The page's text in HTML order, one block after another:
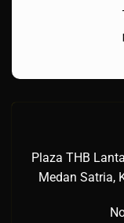
Plaza THB
Medan Satria,